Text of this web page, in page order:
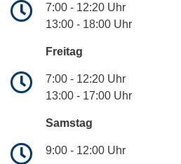
7:00 - 12:20 Uhr
13:00 - 18:00 Uhr
Freitag
7:00 - 12:20 Uhr
13:00 - 17:00 Uhr
Samstag
9:00 - 12:00 Uhr